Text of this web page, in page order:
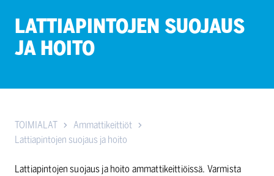
LATTIAPINTOJEN SUOJAUS
JA HOITO
TOIMIALAT
Ammattikeittiöt
Lattiapintojen suojaus ja hoito
Lattiapintojen suojaus ja hoito ammattikeittiöissä. Varmista